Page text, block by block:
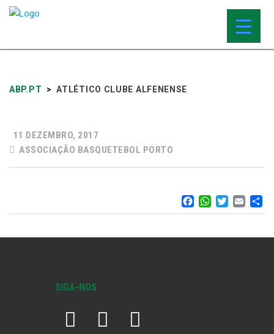
ABP.PT > ATLÉTICO CLUBE ALFENENSE
11 DEZEMBRO, 2017
ASSOCIAÇÃO BASQUETEBOL PORTO
SIGA-NOS